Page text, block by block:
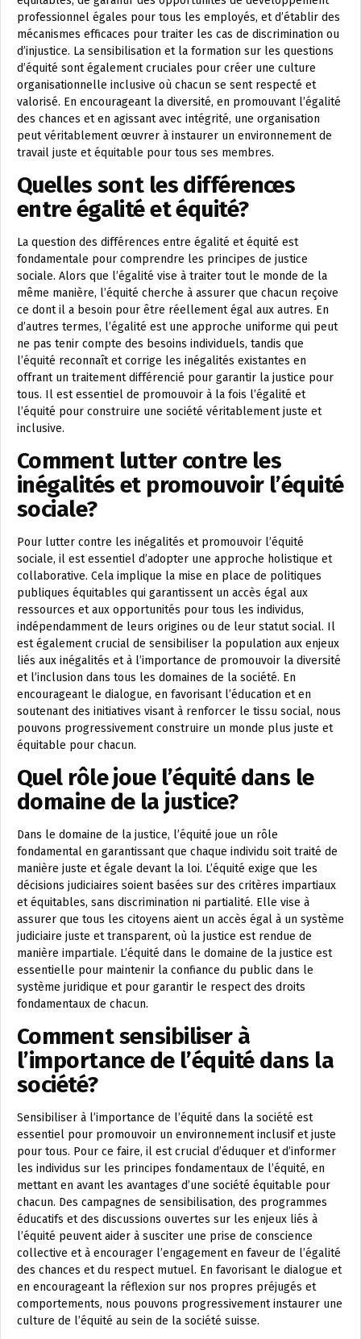
professionnel égales pour tous les employés, et d’établir des
mécanismes efficaces pour traiter les cas de discrimination ou
d’injustice. La sensibilisation et la formation sur les questions
d’équité sont également cruciales pour créer une culture
organisationnelle inclusive où chacun se sent respecté et
valorisé. En encourageant la diversité, en promouvant l’égalité
des chances et en agissant avec intégrité, une organisation
peut véritablement œuvrer à instaurer un environnement de
travail juste et équitable pour tous ses membres.
Quelles sont les différences
entre égalité et équité?
La question des différences entre égalité et équité est
fondamentale pour comprendre les principes de justice
sociale. Alors que l’égalité vise à traiter tout le monde de la
même manière, l’équité cherche à assurer que chacun reçoive
ce dont il a besoin pour être réellement égal aux autres. En
d’autres termes, l’égalité est une approche uniforme qui peut
ne pas tenir compte des besoins individuels, tandis que
l’équité reconnaît et corrige les inégalités existantes en
offrant un traitement différencié pour garantir la justice pour
tous. Il est essentiel de promouvoir à la fois l’égalité et
l’équité pour construire une société véritablement juste et
inclusive.
Comment lutter contre les
inégalités et promouvoir l’équité
sociale?
Pour lutter contre les inégalités et promouvoir l’équité
sociale, il est essentiel d’adopter une approche holistique et
collaborative. Cela implique la mise en place de politiques
publiques équitables qui garantissent un accès égal aux
ressources et aux opportunités pour tous les individus,
indépendamment de leurs origines ou de leur statut social. Il
est également crucial de sensibiliser la population aux enjeux
liés aux inégalités et à l’importance de promouvoir la diversité
et l’inclusion dans tous les domaines de la société. En
encourageant le dialogue, en favorisant l’éducation et en
soutenant des initiatives visant à renforcer le tissu social, nous
pouvons progressivement construire un monde plus juste et
équitable pour chacun.
Quel rôle joue l’équité dans le
domaine de la justice?
Dans le domaine de la justice, l’équité joue un rôle
fondamental en garantissant que chaque individu soit traité de
manière juste et égale devant la loi. L’équité exige que les
décisions judiciaires soient basées sur des critères impartiaux
et équitables, sans discrimination ni partialité. Elle vise à
assurer que tous les citoyens aient un accès égal à un système
judiciaire juste et transparent, où la justice est rendue de
manière impartiale. L’équité dans le domaine de la justice est
essentielle pour maintenir la confiance du public dans le
système juridique et pour garantir le respect des droits
fondamentaux de chacun.
Comment sensibiliser à
l’importance de l’équité dans la
société?
Sensibiliser à l’importance de l’équité dans la société est
essentiel pour promouvoir un environnement inclusif et juste
pour tous. Pour ce faire, il est crucial d’éduquer et d’informer
les individus sur les principes fondamentaux de l’équité, en
mettant en avant les avantages d’une société équitable pour
chacun. Des campagnes de sensibilisation, des programmes
éducatifs et des discussions ouvertes sur les enjeux liés à
l’équité peuvent aider à susciter une prise de conscience
collective et à encourager l’engagement en faveur de l’égalité
des chances et du respect mutuel. En favorisant le dialogue et
en encourageant la réflexion sur nos propres préjugés et
comportements, nous pouvons progressivement instaurer une
culture de l’équité au sein de la société suisse.